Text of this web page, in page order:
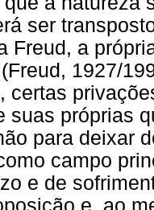
ser
Freud, a
1927/
certas
suas próprias
para deixar
campo
e de